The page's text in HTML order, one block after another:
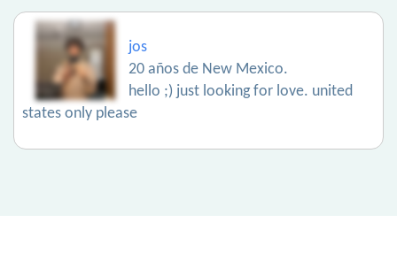
jos
20 años de New Mexico.
hello ;) just looking for love. united
states only please